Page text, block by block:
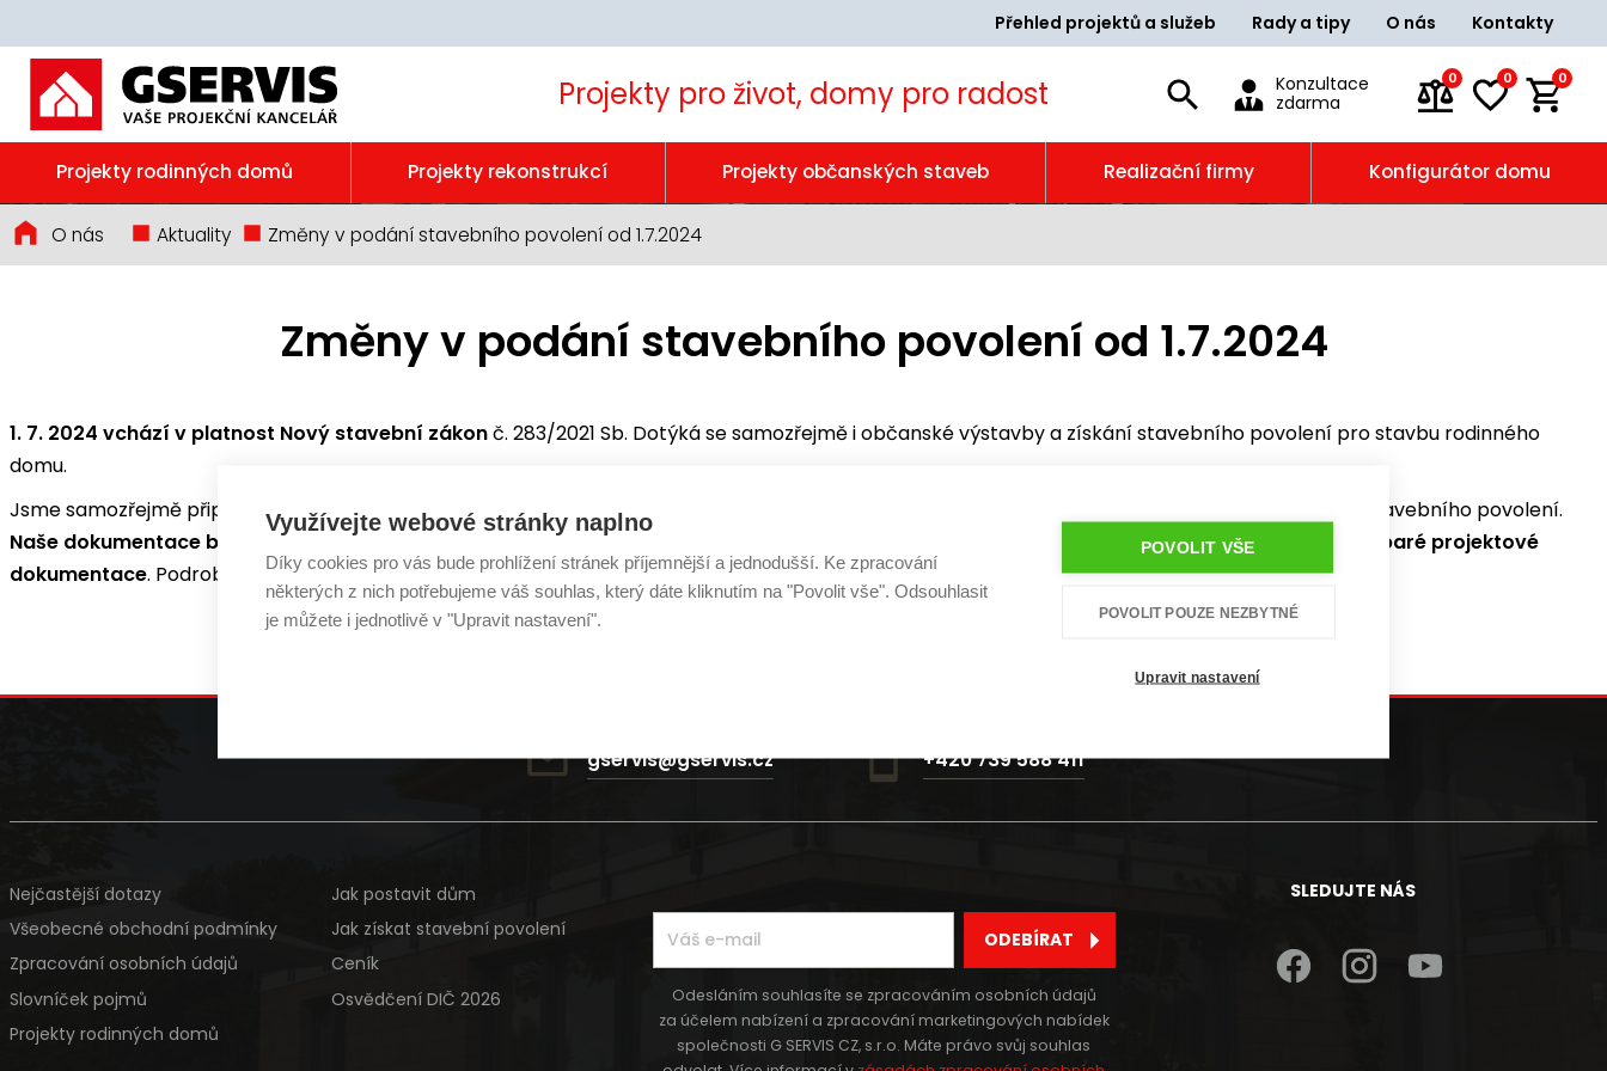
Přehled projektů a služeb Rady a tipy O nás Kontakty
Projekty pro život, domy pro radost
Konzultace
zdarma
0 0 0
Projekty rodinných domů Projekty rekonstrukcí Projekty občanských staveb Realizační firmy Konfigurátor domu
O nás Aktuality Změny v podání stavebního povolení od 1.7.2024
Změny v podání stavebního povolení od 1.7.2024
1. 7. 2024 vchází v platnost Nový stavební zákonč. 283/2021 Sb. Dotýká se samozřejmě i občanské výstavby a získání stavebního povolení pro stavbu rodinného
domu.
Jsme samozřejmě připraveni a od 1. 7. od nás
obdržíte dokumentaci v elektronické formě
, v rozsahu potřebném pro podání a následné vydání stavebního povolení.
Naše dokumentace bude opatřena potřebným autorizačním razítkem
. Samozřejmě od nás jako součást zakázky obdržíte i nadále vytištěné 2 paré projektové
dokumentace. Podrobnosti k předání dokumentace v elektronické formě vám sdělíme v průběhu zpracování zakázky.
gservis@gservis.cz +420 739 588 411
Nejčastější dotazy
Všeobecné obchodní podmínky
Zpracování osobních údajů
Slovníček pojmů
Projekty rodinných domů
Jak postavit dům
Jak získat stavební povolení
Ceník
Osvědčení DIČ 2026
ODEBÍRAT
Odesláním souhlasíte se zpracováním osobních údajů
za účelem nabízení a zpracování marketingových nabídek
společnosti G SERVIS CZ, s.r.o. Máte právo svůj souhlas
SLEDUJTE NÁS
Využívejte webové stránky naplno
Díky cookies pro vás bude prohlížení stránek příjemnější a jednodušší. Ke zpracování
některých z nich potřebujeme váš souhlas, který dáte kliknutím na "Povolit vše". Odsouhlasit
je můžete i jednotlivě v "Upravit nastavení".
POVOLIT VŠE
POVOLIT POUZE NEZBYTNÉ
Upravit nastavení